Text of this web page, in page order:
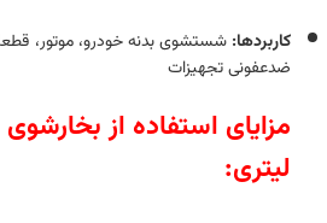
کاربردها: شستشوی بدنه خودرو، موتور،
ضدعفونی تجهیزات
لیتری: